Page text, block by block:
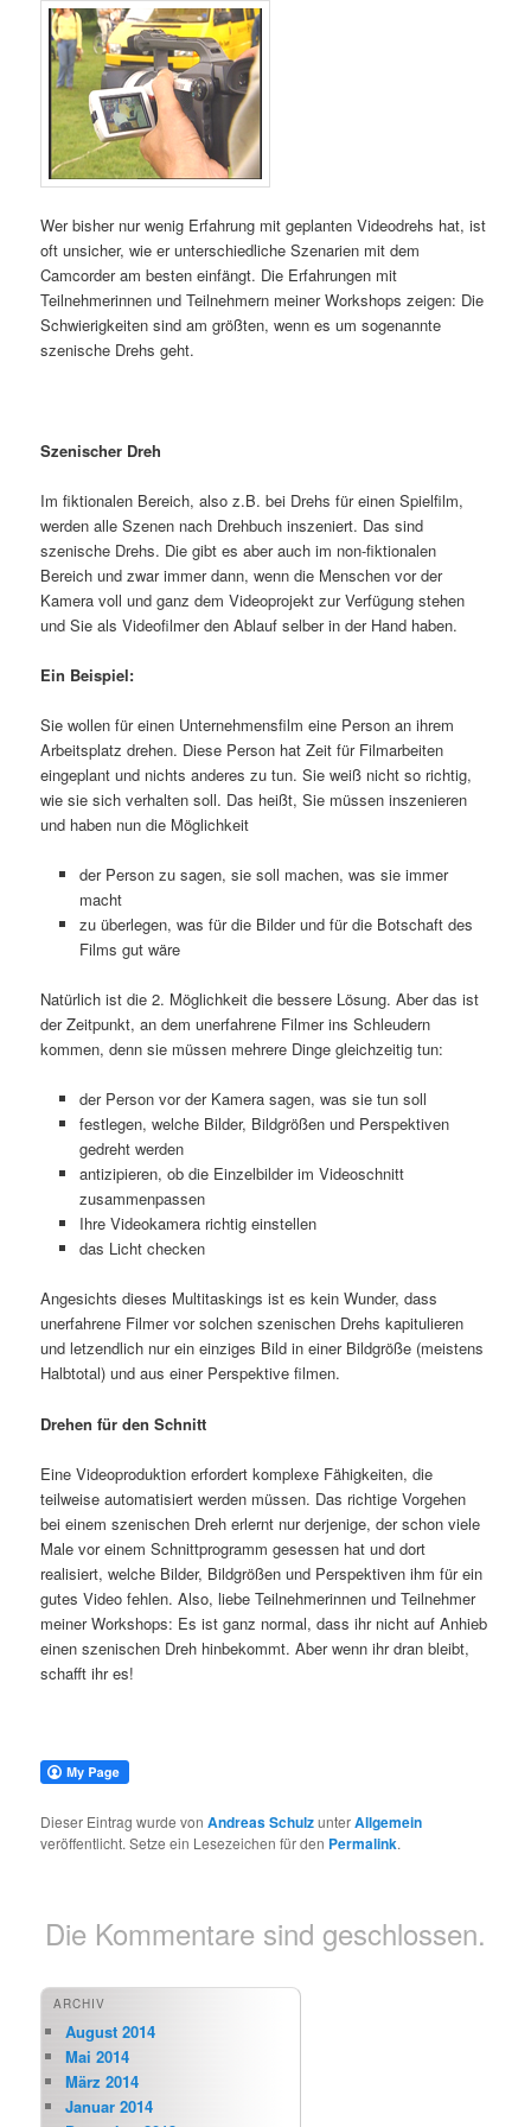
Wer bisher nur wenig Erfahrung mit geplanten Videodrehs hat, ist
oft unsicher, wie er unterschiedliche Szenarien mit dem
Camcorder am besten einfängt. Die Erfahrungen mit
Teilnehmerinnen und Teilnehmern meiner Workshops zeigen: Die
Schwierigkeiten sind am größten, wenn es um sogenannte
szenische Drehs geht.
Szenischer Dreh
Im fiktionalen Bereich, also z.B. bei Drehs für einen Spielfilm,
werden alle Szenen nach Drehbuch inszeniert. Das sind
szenische Drehs. Die gibt es aber auch im non-fiktionalen
Bereich und zwar immer dann, wenn die Menschen vor der
Kamera voll und ganz dem Videoprojekt zur Verfügung stehen
und Sie als Videofilmer den Ablauf selber in der Hand haben.
Ein Beispiel:
Sie wollen für einen Unternehmensfilm eine Person an ihrem
Arbeitsplatz drehen. Diese Person hat Zeit für Filmarbeiten
eingeplant und nichts anderes zu tun. Sie weiß nicht so richtig,
wie sie sich verhalten soll. Das heißt, Sie müssen inszenieren
und haben nun die Möglichkeit
der Person zu sagen, sie soll machen, was sie immer
macht
zu überlegen, was für die Bilder und für die Botschaft des
Films gut wäre
Natürlich ist die 2. Möglichkeit die bessere Lösung. Aber das ist
der Zeitpunkt, an dem unerfahrene Filmer ins Schleudern
kommen, denn sie müssen mehrere Dinge gleichzeitig tun:
der Person vor der Kamera sagen, was sie tun soll
festlegen, welche Bilder, Bildgrößen und Perspektiven
gedreht werden
antizipieren, ob die Einzelbilder im Videoschnitt
zusammenpassen
Ihre Videokamera richtig einstellen
das Licht checken
Angesichts dieses Multitaskings ist es kein Wunder, dass
unerfahrene Filmer vor solchen szenischen Drehs kapitulieren
und letzendlich nur ein einziges Bild in einer Bildgröße (meistens
Halbtotal) und aus einer Perspektive filmen.
Drehen für den Schnitt
Eine Videoproduktion erfordert komplexe Fähigkeiten, die
teilweise automatisiert werden müssen. Das richtige Vorgehen
bei einem szenischen Dreh erlernt nur derjenige, der schon viele
Male vor einem Schnittprogramm gesessen hat und dort
realisiert, welche Bilder, Bildgrößen und Perspektiven ihm für ein
gutes Video fehlen. Also, liebe Teilnehmerinnen und Teilnehmer
meiner Workshops: Es ist ganz normal, dass ihr nicht auf Anhieb
einen szenischen Dreh hinbekommt. Aber wenn ihr dran bleibt,
schafft ihr es!
Dieser Eintrag wurde vonAndreas SchulzunterAllgemein
veröffentlicht. Setze ein Lesezeichen für den Permalink.
Die Kommentare sind geschlossen.
ARCHIV
August 2014
Mai 2014
März 2014
Januar 2014